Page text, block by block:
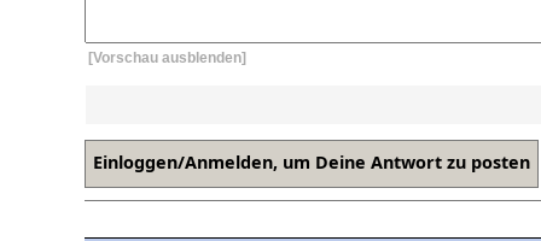
[Vorschau ausblenden]